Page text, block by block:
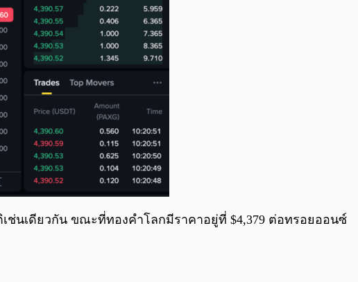
เช่นเดียวกัน ขณะที่ทองคำโลกมีราคาอยู่ที่ $4,379 ต่อทรอยออนซ์